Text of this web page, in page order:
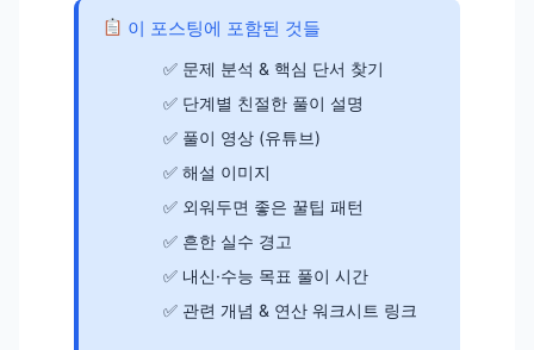
이 포스팅에 포함된 것들
문제 분석 & 핵심 단서 찾기
단계별 친절한 풀이 설명
풀이 영상 (유튜브)
해설 이미지
외워두면 좋은 꿀팁 패턴
흔한 실수 경고
내신·수능 목표 풀이 시간
관련 개념 & 연산 워크시트 링크